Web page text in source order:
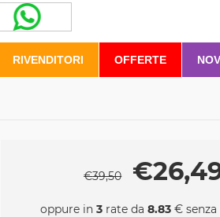
RIVENDITORI OFFERTE
€39,50 €
oppure in 3rate da 8.83€ senza